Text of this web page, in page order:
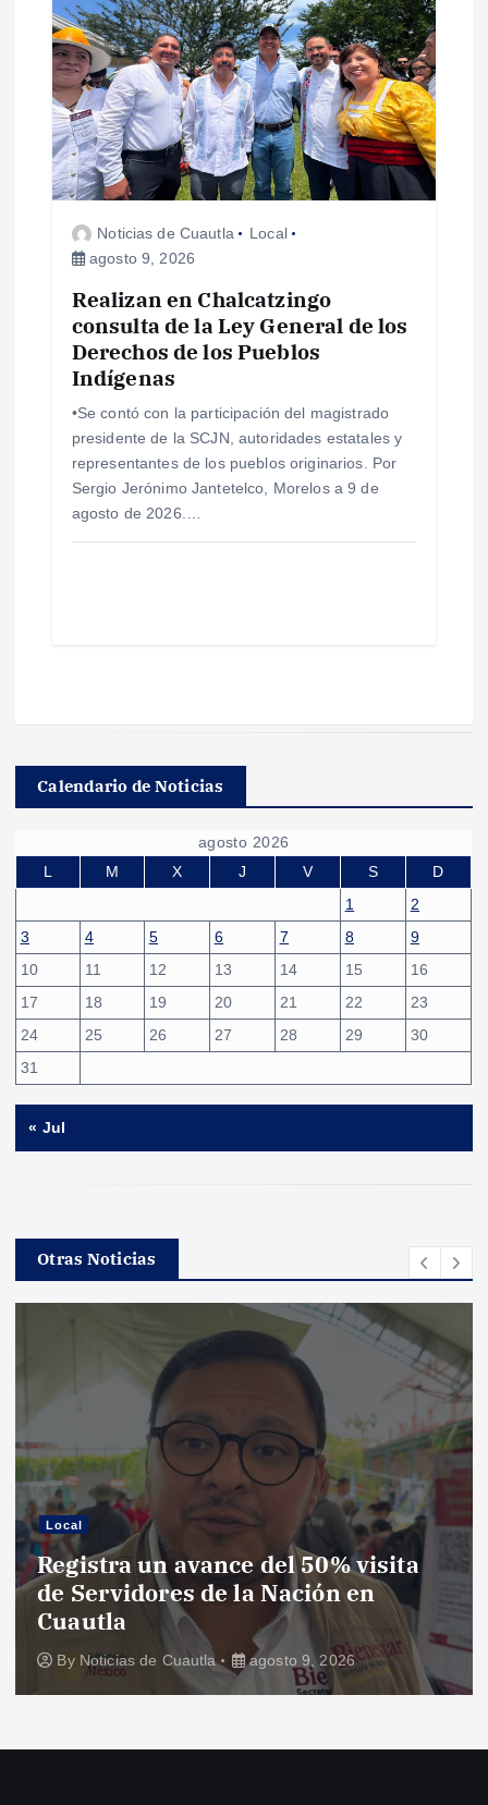
s
Noticias de Cuautla
Local
agosto 9, 2026
Realizan en Chalcatzingo
consulta de la Ley General de los
Derechos de los Pueblos
Indígenas
•Se contó con la participación del magistrado
presidente de la SCJN, autoridades estatales y
representantes de los pueblos originarios. Por
Sergio Jerónimo Jantetelco, Morelos a 9 de
agosto de 2026.…
Calendario de Noticias
agosto 2026
L
M X J V S
D
1
2
3
4 5 6 7 8
9
10
11 12 13 14 15
16
17
18 19 20 21 22
23
24
25 26 27 28 29
30
31
« Jul
Otras Noticias
Local
Registra un avance del 50% visita
de Servidores de la Nación en
Cuautla
By Noticias de Cuautla agosto 9, 2026